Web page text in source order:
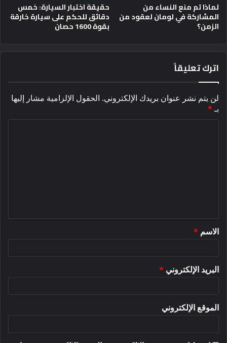
لماذا تم منع النساء من
المشاركة في لومان لعقود من
الزمن؟
حقيقة اختبار السيارة: خمس
دقائق للحكم على سيارة خارقة
بقوة 1600 حصان
اترك تعليقاً
لن يتم نشر عنوان بريدك الإلكتروني. الحقول الإلزامية مشار إليها
بـ*
*
الاسم *
البريد الإلكتروني *
الموقع الإلكتروني